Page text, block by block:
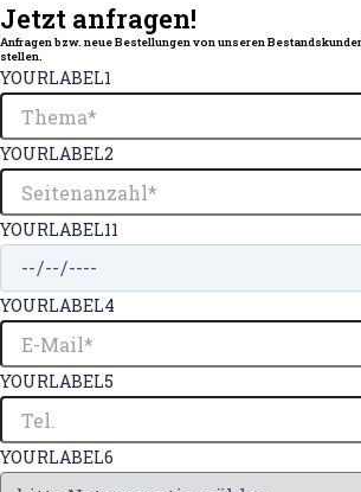
Jetzt anfragen!
Anfragen bzw. neue Bestellungen von unseren
stellen.
YOURLABEL1
YOURLABEL2
YOURLABEL11
YOURLABEL4
YOURLABEL5
YOURLABEL6